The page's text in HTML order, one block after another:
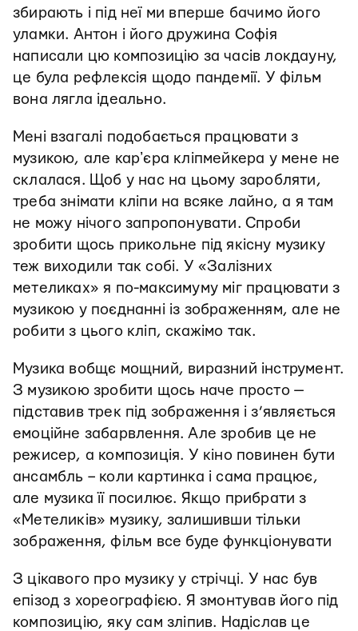
збирають і під неї ми вперше бачимо його
уламки. Антон і його дружина Софія
написали цю композицію за часів локдауну,
це була рефлексія щодо пандемії. У фільм
вона лягла ідеально.
Мені взагалі подобається працювати з
музикою, але карʼєра кліпмейкера у мене не
склалася. Щоб у нас на цьому заробляти,
треба знімати кліпи на всяке лайно, а я там
не можу нічого запропонувати. Спроби
зробити щось прикольне під якісну музику
теж виходили так собі. У «Залізних
метеликах» я по-максимуму міг працювати з
музикою у поєднанні із зображенням, але не
робити з цього кліп, скажімо так.
Музика вобщє мощний, виразний інструмент.
З музикою зробити щось наче просто —
підставив трек під зображення і з’являється
емоційне забарвлення. Але зробив це не
режисер, а композиція. У кіно повинен бути
ансамбль – коли картинка і сама працює,
але музика її посилює. Якщо прибрати з
«Метеликів» музику, залишивши тільки
зображення, фільм все буде функціонувати
З цікавого про музику у стрічці. У нас був
епізод з хореографією. Я змонтував його під
композицію, яку сам зліпив. Надіслав це